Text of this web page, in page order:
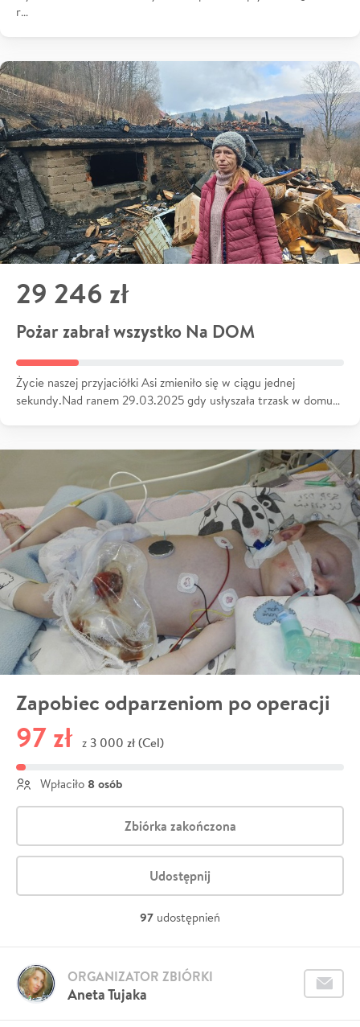
r…
29 246 zł
Pożar zabrał wszystko Na DOM
Życie naszej przyjaciółki Asi zmieniło się w ciągu jednej
sekundy.Nad ranem 29.03.2025 gdy usłyszała trzask w domu…
Zapobiec odparzeniom po operacji
97 zł z 3 000 zł (Cel)
Wpłaciło 8 osób
Zbiórka zakończona
Udostępnij
97 udostępnień
Aneta Tujaka
ORGANIZATOR ZBIÓRKI